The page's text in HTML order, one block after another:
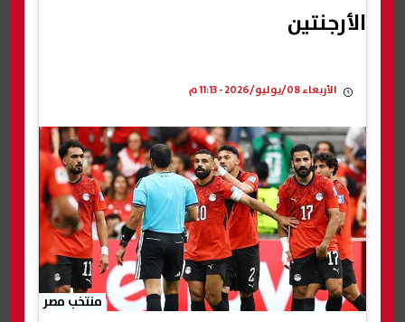
الأرجنتين
الأربعاء 08/يوليو/2026 - 11:13 م
منتخب مصر